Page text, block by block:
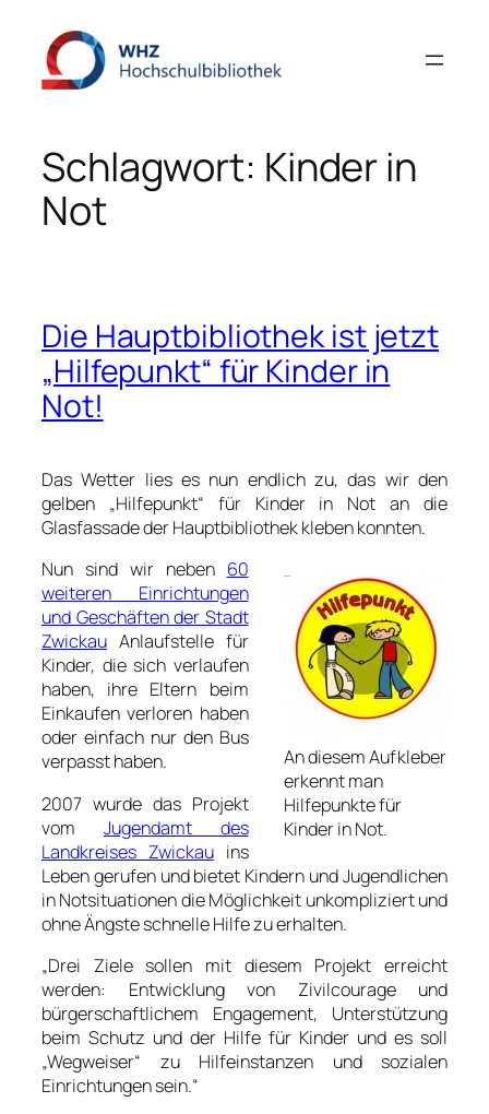
Inhalt
springen
Schlagwort: Kinder in
Not
Die Hauptbibliothek ist jetzt
„Hilfepunkt“ für Kinder in
Not!
Das Wetter lies es nun endlich zu, das wir den
gelben „Hilfepunkt“ für Kinder in Not an die
Glasfassade der Hauptbibliothek kleben konnten.
An diesem Aufkleber
erkennt man
Hilfepunkte für
Kinder in Not.
Nun sind wir neben 60
weiteren Einrichtungen
und Geschäften der Stadt
Zwickau Anlaufstelle für
Kinder, die sich verlaufen
haben, ihre Eltern beim
Einkaufen verloren haben
oder einfach nur den Bus
verpasst haben.
2007 wurde das Projekt
vom Jugendamt des
Landkreises Zwickauins
Leben gerufen und bietet Kindern und Jugendlichen
in Notsituationen die Möglichkeit unkompliziert und
ohne Ängste schnelle Hilfe zu erhalten.
„Drei Ziele sollen mit diesem Projekt erreicht
werden: Entwicklung von Zivilcourage und
bürgerschaftlichem Engagement, Unterstützung
beim Schutz und der Hilfe für Kinder und es soll
„Wegweiser“ zu Hilfeinstanzen und sozialen
Einrichtungen sein.“